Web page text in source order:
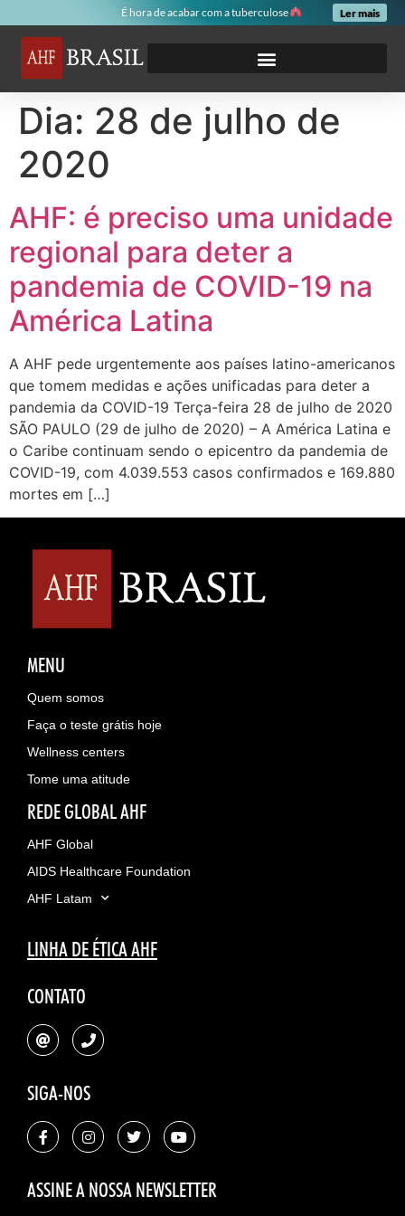
É hora de acabar com a tuberculose Ler mais
Dia: 28 de julho de
2020
AHF: é preciso uma unidade
regional para deter a
pandemia de COVID-19 na
América Latina
A AHF pede urgentemente aos países latino-americanos
que tomem medidas e ações unificadas para deter a
pandemia da COVID-19 Terça-feira 28 de julho de 2020
SÃO PAULO (29 de julho de 2020) – A América Latina e
o Caribe continuam sendo o epicentro da pandemia de
COVID-19, com 4.039.553 casos confirmados e 169.880
mortes em […]
MENU
Quem somos
Faça o teste grátis hoje
Wellness centers
Tome uma atitude
REDE GLOBAL AHF
AHF Global
AIDS Healthcare Foundation
AHF Latam
LINHA DE ÉTICA AHF
CONTATO
SIGA-NOS
ASSINE A NOSSA NEWSLETTER